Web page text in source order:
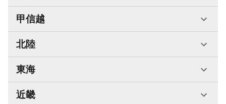
甲信越
北陸
東海
近畿